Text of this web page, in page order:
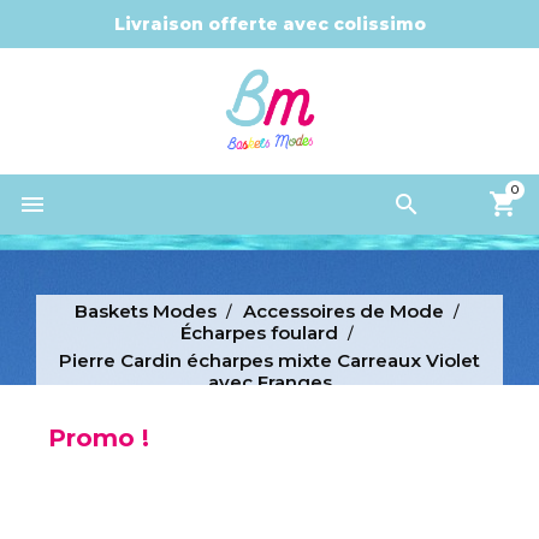
Livraison offerte avec colissimo


0
Baskets Modes
Accessoires de Mode
Écharpes foulard
Pierre Cardin écharpes mixte Carreaux Violet
avec Franges
Promo !